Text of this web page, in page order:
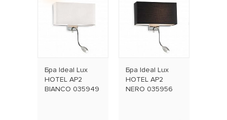
Бра Ideal Lux
HOTEL AP2
BIANCO 035949
Бра Ideal Lux
HOTEL AP2
NERO 035956